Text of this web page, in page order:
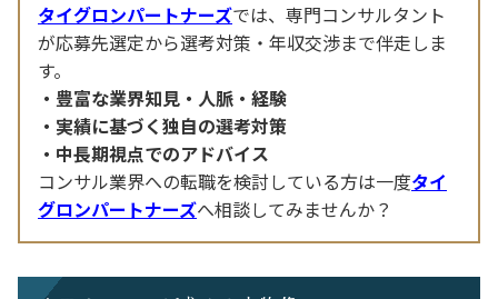
タイグロンパートナーズでは、専門コンサルタント
が応募先選定から選考対策・年収交渉まで伴走しま
す。
豊富な業界知見・人脈・経験
実績に基づく独自の選考対策
中長期視点でのアドバイス
コンサル業界への転職を検討している方は一度タイ
グロンパートナーズへ相談してみませんか？